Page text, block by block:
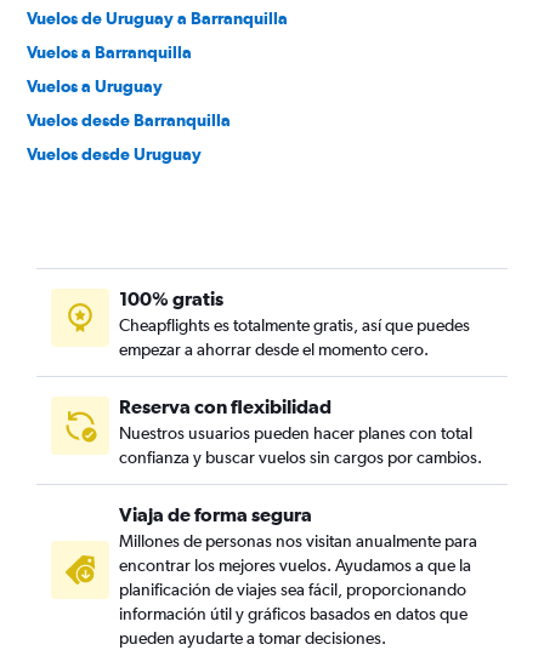
Vuelos de Uruguay a Barranquilla
Vuelos a Barranquilla
Vuelos a Uruguay
Vuelos desde Barranquilla
Vuelos desde Uruguay
100% gratis
Cheapflights es totalmente gratis, así que puedes
empezar a ahorrar desde el momento cero.
Reserva con flexibilidad
Nuestros usuarios pueden hacer planes con total
confianza y buscar vuelos sin cargos por cambios.
Viaja de forma segura
Millones de personas nos visitan anualmente para
encontrar los mejores vuelos. Ayudamos a que la
planificación de viajes sea fácil, proporcionando
información útil y gráficos basados en datos que
pueden ayudarte a tomar decisiones.